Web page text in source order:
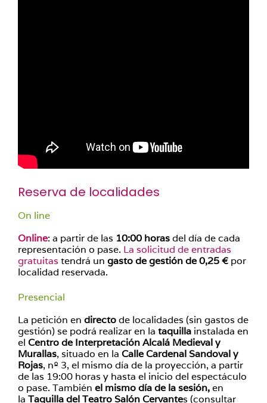
Reserva de localidades
On line
Online: a partir de las 10:00 horasdel día de cada
representación o pase. La solicitud de entradas
gratuitas tendrá un gasto de gestión de 0,25 € por
localidad reservada.
Presencial
La petición en directode localidades (sin gastos de
gestión) se podrá realizar en la taquilla instalada en
el Centro de Interpretación Alcalá Medieval y
Murallas, situado en la Calle Cardenal Sandoval y
Rojas, nº 3, el mismo día de la proyección, a partir
de las 19:00 horas y hasta el inicio del espectáculo
o pase. También el mismo día de la sesión,en
la Taquilla del Teatro Salón Cervantes (consultar